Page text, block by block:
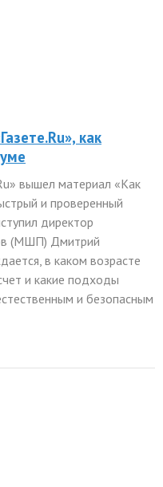
как
вышел материал «Как
и проверенный
директор
(МШП) Дмитрий
в каком возрасте
и какие подходы
и безопасным